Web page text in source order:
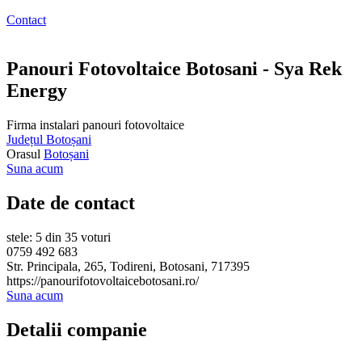
Contact
Panouri Fotovoltaice Botosani - Sya Rek
Energy
Firma instalari panouri fotovoltaice
Județul Botoșani
Orasul Botoșani
Suna acum
Date de contact
stele: 5 din 35 voturi
0759 492 683
Str. Principala, 265, Todireni, Botosani, 717395
https://panourifotovoltaicebotosani.ro/
Suna acum
Detalii companie